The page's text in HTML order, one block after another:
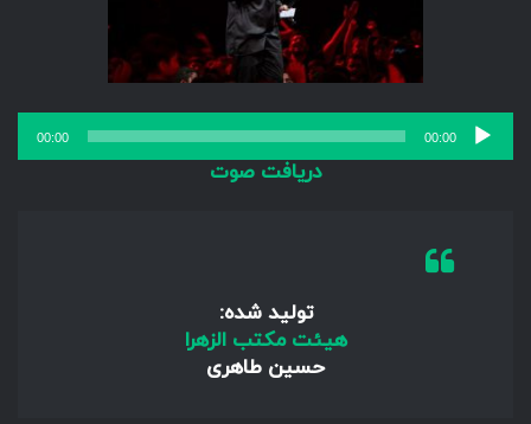
پخش‌کننده
صوت
00:00
00:00
دریافت صوت
تولید شده:
هیئت مکتب الزهرا
حسین طاهری